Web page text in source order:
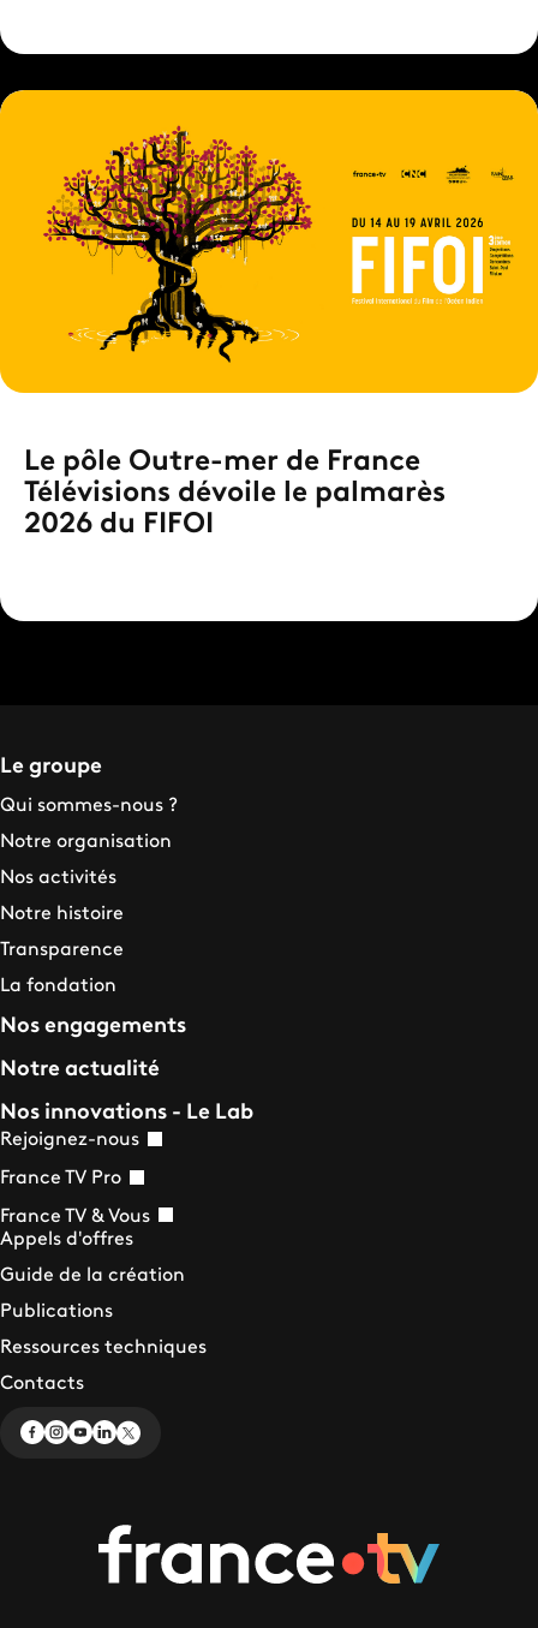
Le pôle Outre-mer de France
Télévisions dévoile le palmarès
2026 du FIFOI
Le groupe
Qui sommes-nous ?
Notre organisation
Nos activités
Notre histoire
Transparence
La fondation
Nos engagements
Notre actualité
Nos innovations - Le Lab
Rejoignez-nous
France TV Pro
France TV & Vous
Appels d'offres
Guide de la création
Publications
Ressources techniques
Contacts